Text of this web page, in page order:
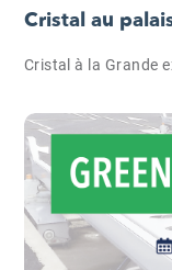
Cristal au
Cristal à la Grande